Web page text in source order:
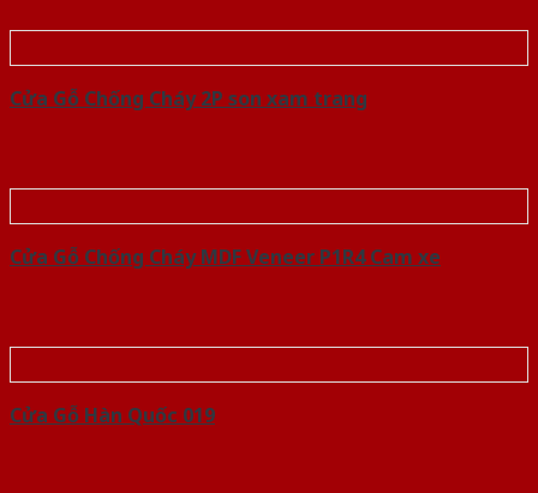
Cửa Gỗ Chống Cháy 2P son xam trang
Cửa Gỗ Chống Cháy MDF Veneer P1R4 Cam xe
Cửa Gỗ Hàn Quốc 019